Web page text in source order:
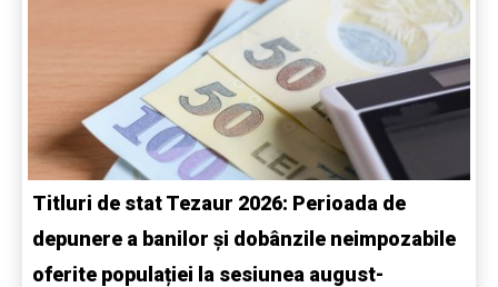
Titluri de stat Tezaur 2026: Perioada de
depunere a banilor și dobânzile neimpozabile
oferite populației la sesiunea august-